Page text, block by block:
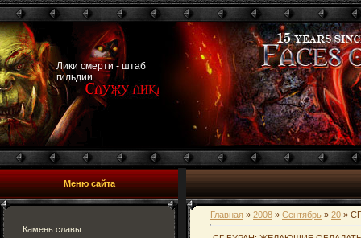
Лики смерти - штаб
гильдии
Меню сайта
Камень славы
Главная » 2008 » Сентябрь » 20 »